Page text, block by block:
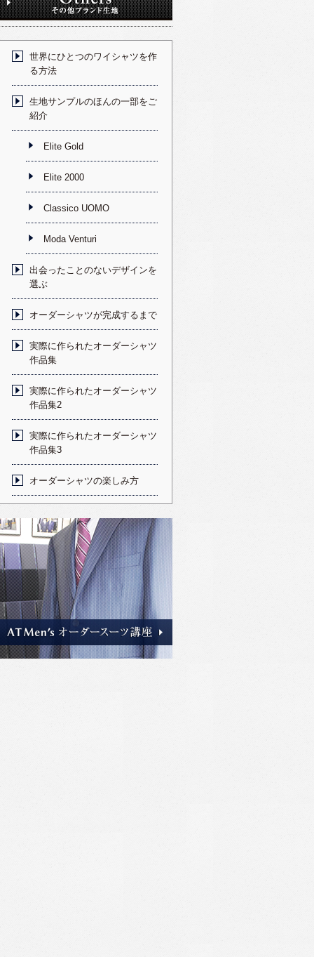
世界にひとつのワイシャツを作
る方法
生地サンプルのほんの一部をご
紹介
Elite Gold
Elite 2000
Classico UOMO
Moda Venturi
出会ったことのないデザインを
選ぶ
オーダーシャツが完成するまで
実際に作られたオーダーシャツ
作品集
実際に作られたオーダーシャツ
作品集2
実際に作られたオーダーシャツ
作品集3
オーダーシャツの楽しみ方